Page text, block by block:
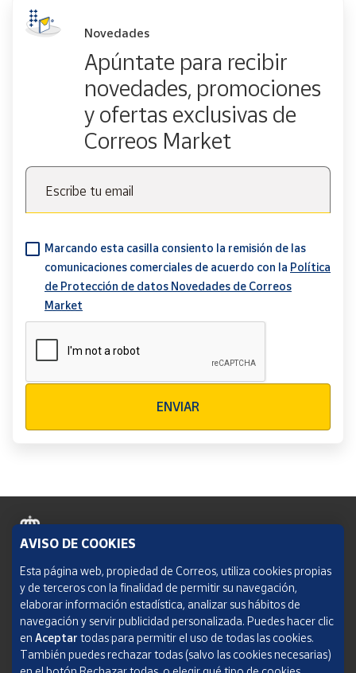
Novedades
Apúntate para recibir
novedades, promociones
y ofertas exclusivas de
Correos Market
Escribe tu email
Marcando esta casilla consiento la remisión de las
comunicaciones comerciales de acuerdo con la Política
de Protección de datos Novedades de Correos
Market
ENVIAR
Política de cookies
Aviso legal
Condiciones del servicio
Política de Privacidad Web
AVISO DE COOKIES
Esta página web, propiedad de Correos, utiliza cookies propias
y de terceros con la finalidad de permitir su navegación,
elaborar información estadística, analizar sus hábitos de
navegación y servir publicidad personalizada. Puedes hacer clic
en Aceptar todas para permitir el uso de todas las cookies.
También puedes rechazar todas (salvo las cookies necesarias)